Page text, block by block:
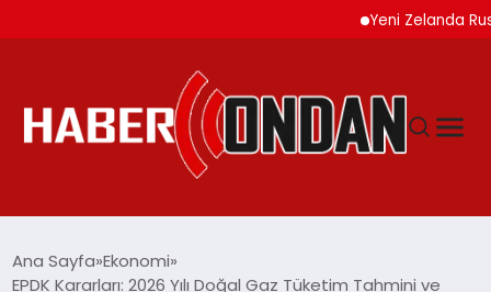
Yeni Zelanda
Ana Sayfa Ekonomi
EPDK Kararları: 2026 Yılı Doğal Gaz Tüketim Tahmini ve